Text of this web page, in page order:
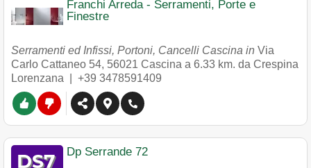
Franchi Arreda - Serramenti, Porte e
Finestre
Serramenti ed Infissi, Portoni, Cancelli Cascina in Via
Carlo Cattaneo 54, 56021 Cascina a 6.33 km. da Crespina
Lorenzana | +39 3478591409
Dp Serrande 72